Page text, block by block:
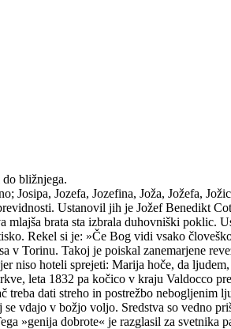
bližnjega.
Josipa, Jozefa, Jozefina, Joža, Jožefa,
Ustanovil jih je Jožef Benedikt
brata sta izbrala duhovniški poklic.
Rekel si je: »Če Bog vidi vsako
v Torinu. Takoj je poiskal zanemarjene
niso hoteli sprejeti: Marija hoče, da
leta 1832 pa kočico v kraju Valdocco
treba dati streho in postrežbo nebogljenim
vdajo v božjo voljo. Sredstva so vedno
»genija dobrote« je razglasil za svetnika